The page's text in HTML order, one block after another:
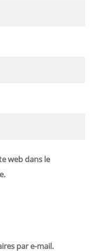
web dans le
par e-mail.